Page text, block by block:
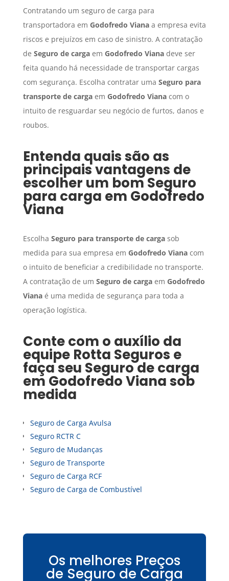
Contratando um seguro de carga para
transportadora em Godofredo Vianaa empresa evita
riscos e prejuízos em caso de sinistro. A contratação
de Seguro de cargaem Godofredo Vianadeve ser
feita quando há necessidade de transportar cargas
com segurança. Escolha contratar uma Seguro para
transporte de cargaem Godofredo Vianacom o
intuito de resguardar seu negócio de furtos, danos e
roubos.
Entenda quais são as
principais vantagens de
escolher um bomSeguro
para carga em Godofredo
Viana
Escolha Seguro para transporte de cargasob
medida para sua empresa em Godofredo Vianacom
o intuito de beneficiar a credibilidade no transporte.
A contratação de um Seguro de cargaem Godofredo
Vianaé uma medida de segurança para toda a
operação logística.
Conte com o auxílio da
equipe Rotta Seguros e
faça seu Seguro de carga
em Godofredo Vianasob
medida
Seguro de Carga Avulsa
Seguro RCTR C
Seguro de Mudanças
Seguro de Transporte
Seguro de Carga RCF
Seguro de Carga de Combustível
Os melhores Preços
de Seguro de Carga